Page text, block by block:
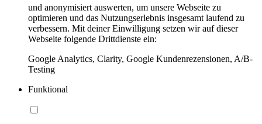
und anonymisiert auswerten, um unsere Webseite zu
optimieren und das Nutzungserlebnis insgesamt laufend zu
verbessern. Mit deiner Einwilligung setzen wir auf dieser
Webseite folgende Drittdienste ein:
Google Analytics, Clarity, Google Kundenrezensionen, A/B-
Testing
Funktional